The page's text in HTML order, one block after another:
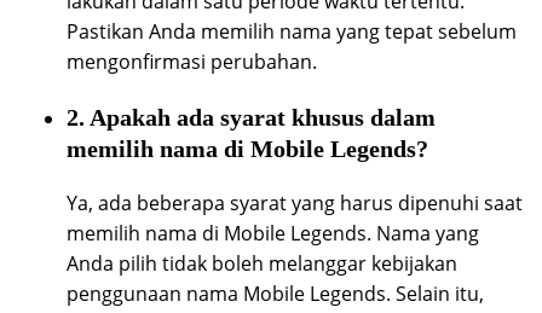
Pastikan Anda memilih nama yang tepat sebelum
mengonfirmasi perubahan.
2. Apakah ada syarat khusus dalam
memilih nama di Mobile Legends?
Ya, ada beberapa syarat yang harus dipenuhi saat
memilih nama di Mobile Legends. Nama yang
Anda pilih tidak boleh melanggar kebijakan
penggunaan nama Mobile Legends. Selain itu,